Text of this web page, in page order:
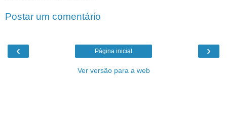
Postar um comentário
‹ ›
Página inicial
Ver versão para a web